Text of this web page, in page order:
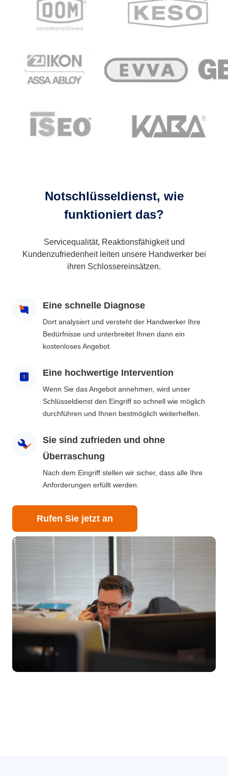
Notschlüsseldienst, wie
funktioniert das?
Servicequalität, Reaktionsfähigkeit und
Kundenzufriedenheit leiten unsere Handwerker bei
ihren Schlossereinsätzen.
Eine schnelle Diagnose
Dort analysiert und versteht der Handwerker Ihre
Bedürfnisse und unterbreitet Ihnen dann ein
kostenloses Angebot.
Eine hochwertige Intervention
Wenn Sie das Angebot annehmen, wird unser
Schlüsseldienst den Eingriff so schnell wie möglich
durchführen und Ihnen bestmöglich weiterhelfen.
Sie sind zufrieden und ohne
Überraschung
Nach dem Eingriff stellen wir sicher, dass alle Ihre
Anforderungen erfüllt werden.
Rufen Sie jetzt an